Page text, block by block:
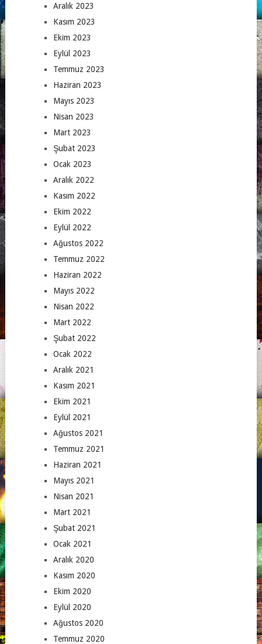
Aralık 2023
Kasım 2023
Ekim 2023
Eylül 2023
Temmuz 2023
Haziran 2023
Mayıs 2023
Nisan 2023
Mart 2023
Şubat 2023
Ocak 2023
Aralık 2022
Kasım 2022
Ekim 2022
Eylül 2022
Ağustos 2022
Temmuz 2022
Haziran 2022
Mayıs 2022
Nisan 2022
Mart 2022
Şubat 2022
Ocak 2022
Aralık 2021
Kasım 2021
Ekim 2021
Eylül 2021
Ağustos 2021
Temmuz 2021
Haziran 2021
Mayıs 2021
Nisan 2021
Mart 2021
Şubat 2021
Ocak 2021
Aralık 2020
Kasım 2020
Ekim 2020
Eylül 2020
Ağustos 2020
Temmuz 2020